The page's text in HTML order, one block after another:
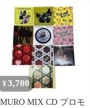
ー yonige
¥ 3,700
MURO MIX CD プロモ